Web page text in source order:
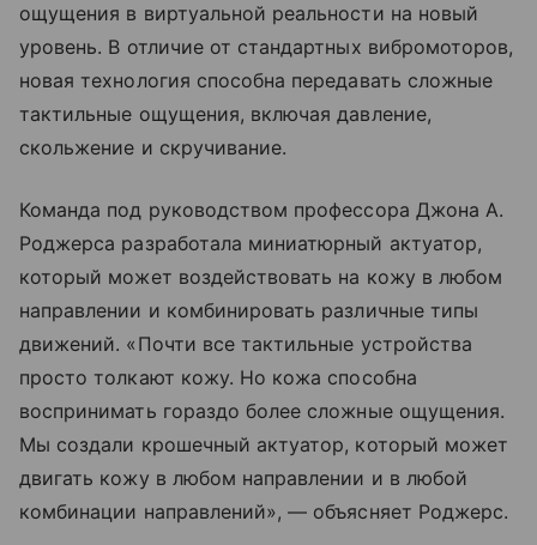
ощущения в виртуальной реальности на новый
уровень. В отличие от стандартных вибромоторов,
новая технология способна передавать сложные
тактильные ощущения, включая давление,
скольжение и скручивание.
Команда под руководством профессора Джона А.
Роджерса разработала миниатюрный актуатор,
который может воздействовать на кожу в любом
направлении и комбинировать различные типы
движений. «Почти все тактильные устройства
просто толкают кожу. Но кожа способна
воспринимать гораздо более сложные ощущения.
Мы создали крошечный актуатор, который может
двигать кожу в любом направлении и в любой
комбинации направлений», — объясняет Роджерс.